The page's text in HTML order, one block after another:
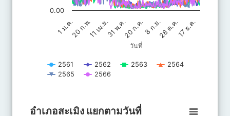
วันที่
1 ม.ค. 20 ก.ค.
20 ก.พ.11 เม.ย.31 พ.ค. 8 ก.ย.28 ต.ค.17 ธ.ค.
0.00
2561 2562 2563
2564
2565
2566
อำเภอสะเมิง แยกตามวันที่
อำเภอสะเมิง แยกตามวันที่